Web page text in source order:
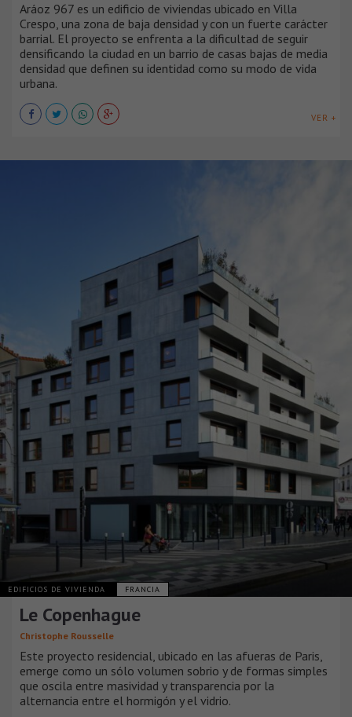
Aráoz 967 es un edificio de viviendas ubicado en Villa
Crespo, una zona de baja densidad y con un fuerte carácter
barrial. El proyecto se enfrenta a la dificultad de seguir
densificando la ciudad en un barrio de casas bajas de media
densidad que definen su identidad como su modo de vida
urbana.
VER +
EDIFICIOS DE VIVIENDA FRANCIA
Le Copenhague
Christophe Rousselle
Este proyecto residencial, ubicado en las afueras de Paris,
emerge como un sólo volumen sobrio y de formas simples
que oscila entre masividad y transparencia por la
alternancia entre el hormigón y el vidrio.